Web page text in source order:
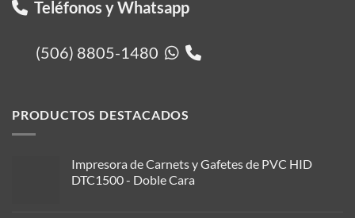
Teléfonos y Whatsapp
(506) 8805-1480
PRODUCTOS DESTACADOS
Impresora de Carnets y Gafetes de PVC HID
DTC1500 - Doble Cara